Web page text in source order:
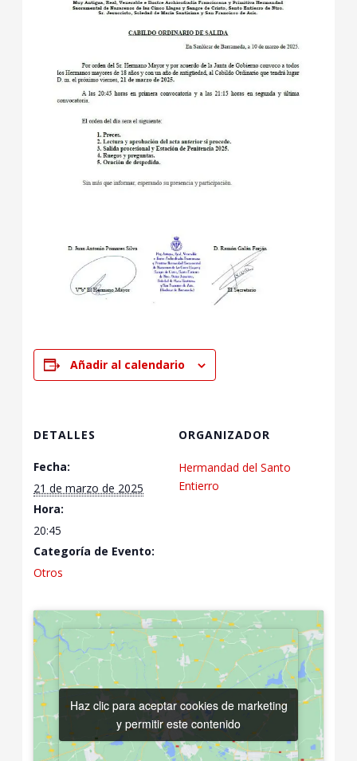
Añadir al calendario
DETALLES
Fecha:
21 de marzo de 2025
Hora:
20:45
Categoría de Evento:
Otros
ORGANIZADOR
Hermandad del Santo
Entierro
Haz clic para aceptar cookies de marketing
y permitir este contenido
Haz clic para aceptar cookies de marketing
y permitir este contenido